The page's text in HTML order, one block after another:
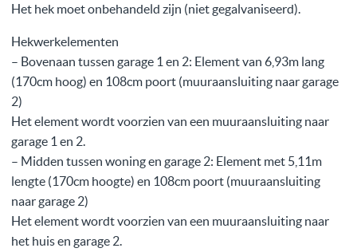
Het hek moet onbehandeld zijn (niet gegalvaniseerd).
Hekwerkelementen
– Bovenaan tussen garage 1 en 2: Element van 6,93m lang
(170cm hoog) en 108cm poort (muuraansluiting naar garage
2)
Het element wordt voorzien van een muuraansluiting naar
garage 1 en 2.
– Midden tussen woning en garage 2: Element met 5,11m
lengte (170cm hoogte) en 108cm poort (muuraansluiting
naar garage 2)
Het element wordt voorzien van een muuraansluiting naar
het huis en garage 2.